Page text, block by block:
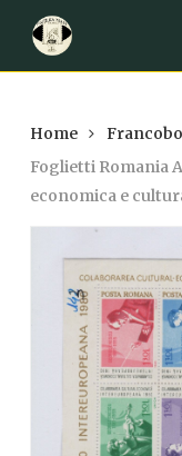
main
Home
Foglietti Romania
economica e